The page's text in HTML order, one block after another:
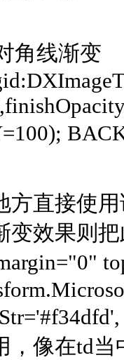
角线渐变
方直接使
变效果则
，像在td当